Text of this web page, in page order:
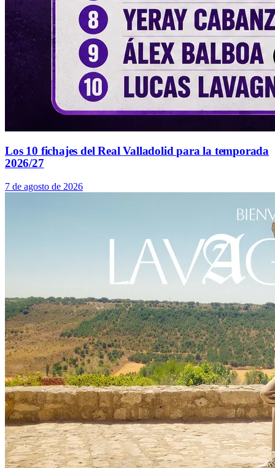
Los 10 fichajes del Real Valladolid para la temporada
2026/27
7 de agosto de 2026